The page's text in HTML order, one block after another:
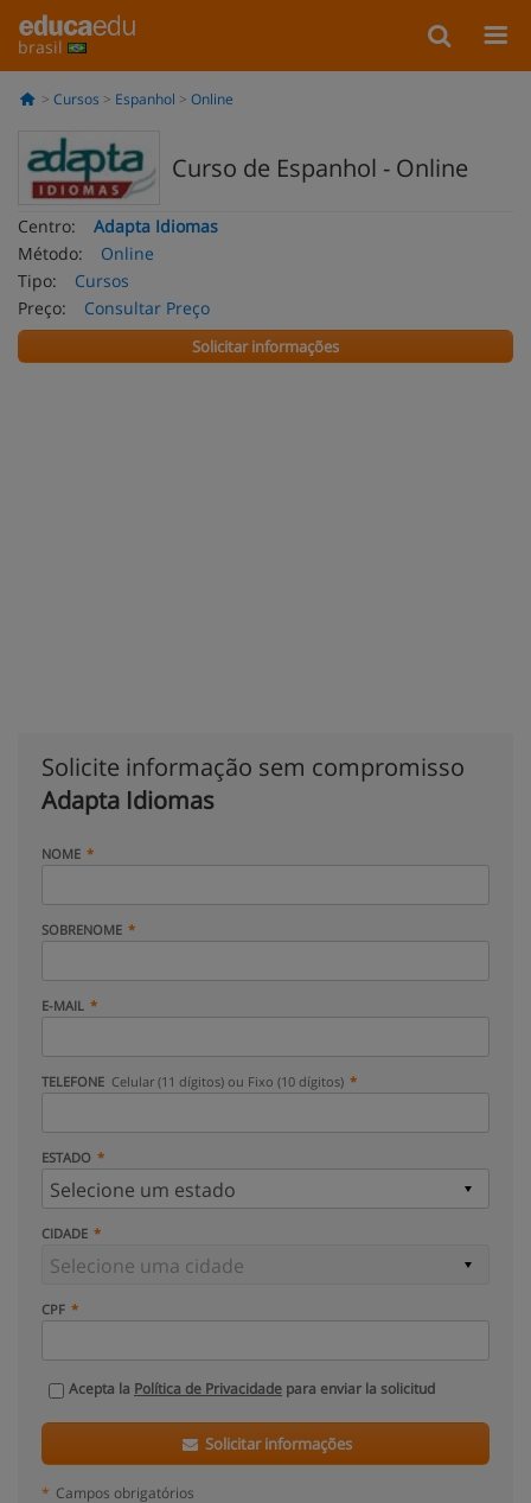
brasil
Cursos Espanhol Online
Curso de Espanhol - Online
Centro:
Adapta Idiomas
Método:
Online
Tipo:
Cursos
Preço:
Consultar Preço
Solicitar informações
Solicite informação sem compromisso
Adapta Idiomas
NOME
SOBRENOME
E-MAIL
TELEFONE Celular (11 dígitos) ou Fixo (10 dígitos)
ESTADO
CIDADE
CPF
Acepta la Política de Privacidade para enviar la solicitud
Solicitar informações
* Campos obrigatórios